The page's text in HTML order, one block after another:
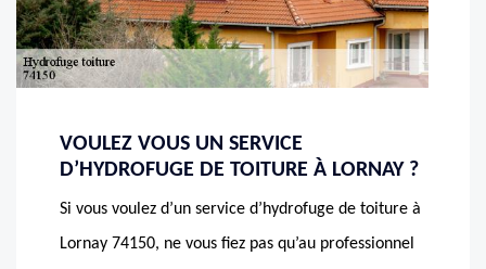
VOULEZ VOUS UN SERVICE
D’HYDROFUGE DE TOITURE À LORNAY ?
Si vous voulez d’un service d’hydrofuge de toiture à
Lornay 74150, ne vous fiez pas qu’au professionnel